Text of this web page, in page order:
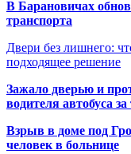
В Барановичах
транспорта
Двери без лишнего:
подходящее решение
Зажало дверью и
водителя автобуса
Взрыв в доме под
человек в больнице